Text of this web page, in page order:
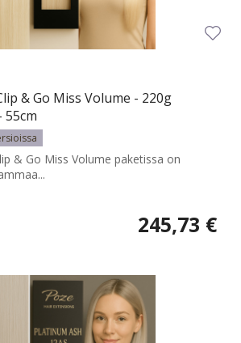
& Go Miss Volume - 220g
55cm
& Go Miss Volume paketissa on
245,73 €